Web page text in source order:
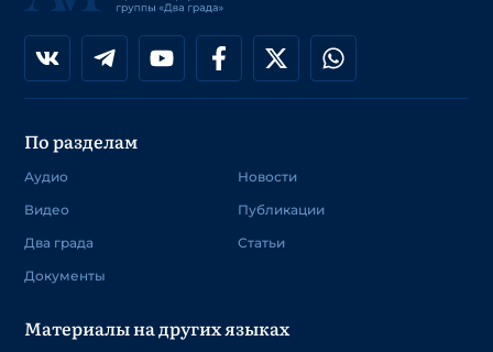
По разделам
Аудио
Видео
Два града
Документы
Новости
Публикации
Статьи
Материалы на других языках